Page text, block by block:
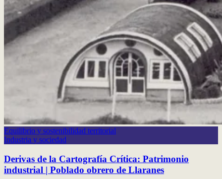
Equilibrio y sostenibilidad territorial
Industria y sociedad
Derivas de la Cartografía Crítica: Patrimonio
industrial | Poblado obrero de Llaranes